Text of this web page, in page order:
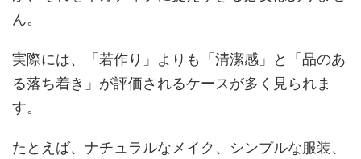
ん。
実際には、「若作り」よりも「清潔感」と「品のあ
る落ち着き」が評価されるケースが多く見られま
す。
たとえば、ナチュラルなメイク、シンプルな服装、